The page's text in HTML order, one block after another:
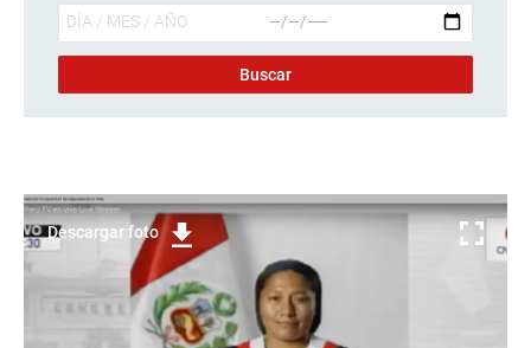
Descargar foto